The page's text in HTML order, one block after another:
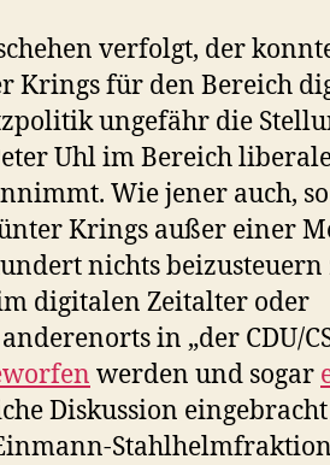
verfolgt, der
Krings für den Bereich
ungefähr die
Uhl im Bereich
Wie jener auch,
Krings außer einer
nichts beizusteuern
digitalen Zeitalter oder
in „der CDU/
werden und sogar
Diskussion